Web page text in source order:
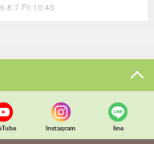
Fri 10:45
Instagram line